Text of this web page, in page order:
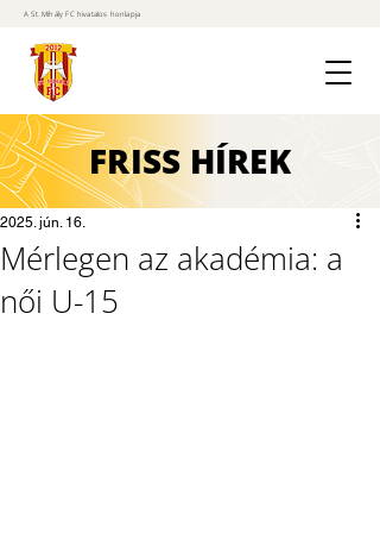
A St. Mihály FC hivatalos honlapja
FRISS HÍREK
Mérlegen az akadémia: a
női U-15
2025. jún. 16.